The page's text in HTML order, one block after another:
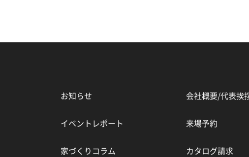
お知らせ
イベントレポート
家づくりコラム
会社概要/代表挨
来場予約
カタログ請求